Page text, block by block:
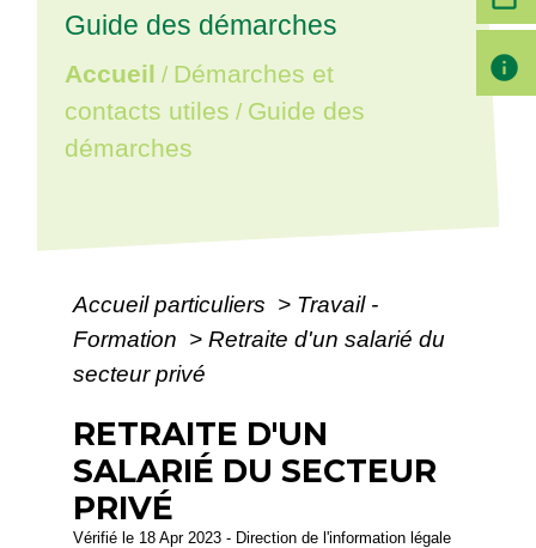
Guide des démarches
Accueil / Démarches et
contacts utiles / Guide des
démarches
Accueil particuliers > Travail -
Formation > Retraite d'un salarié du
secteur privé
RETRAITE D'UN
SALARIÉ DU SECTEUR
PRIVÉ
Vérifié le 18 Apr 2023 - Direction de l'information légale
info